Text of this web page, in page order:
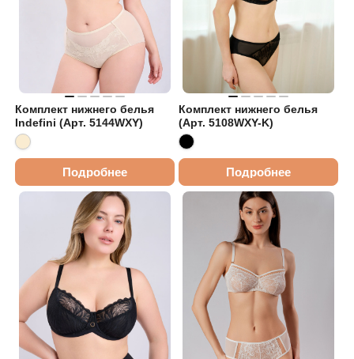
Комплект нижнего белья
Indefini (Арт. 5144WXY)
Подробнее
Комплект нижнего белья
(Арт. 5108WXY-K)
Подробнее